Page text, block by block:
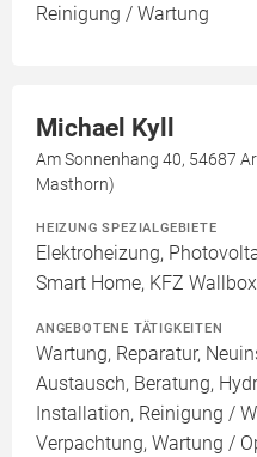
Reinigung / Wartung
Michael Kyll
Am Sonnenhang 40, 54687
Masthorn)
HEIZUNG SPEZIALGEBIETE
Elektroheizung,
Smart Home, KFZ
ANGEBOTENE TÄTIGKEITEN
Wartung, Reparatur,
Austausch, Beratung,
Installation, Reinigung /
Verpachtung, Wartung /